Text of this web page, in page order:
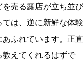
売る露店が立ち並び
は、逆に新鮮な体験
ふれています。正直
えてくれるはずで